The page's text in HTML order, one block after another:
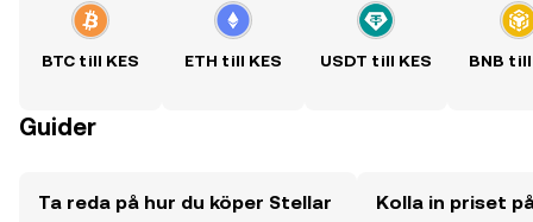
BTC till KES ETH till KES USDT till KES BNB till
Guider
Ta reda på hur du köper Stellar Kolla in priset